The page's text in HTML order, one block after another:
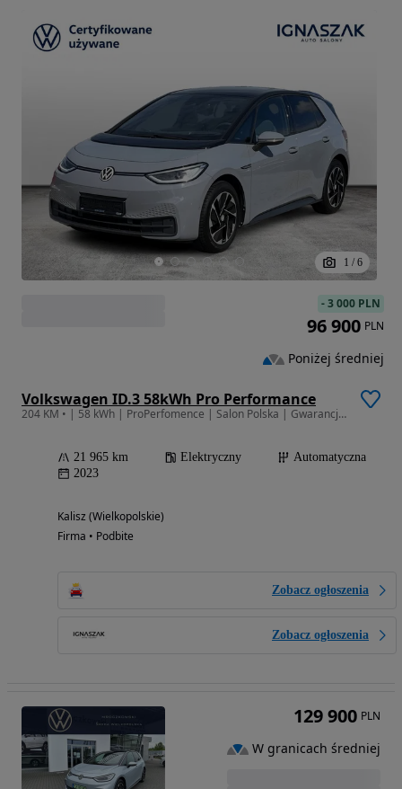
1 / 6
Volkswagen ID.3 58kWh Pro Performance
204 KM • | 58 kWh | ProPerfomence | Salon Polska | Gwarancja!
21 965 km Elektryczny
Automatyczna
2023
Kalisz (Wielkopolskie)
Firma • Podbite
Zobacz ogłoszenia
Zobacz ogłoszenia
-3 000 PLN
96 900 PLN
Poniżej średniej
129 900 PLN
W granicach średniej